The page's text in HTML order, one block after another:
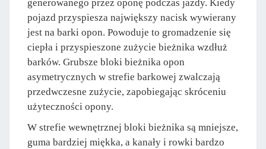
generowanego przez oponę podczas jazdy. Kiedy
pojazd przyspiesza największy nacisk wywierany
jest na barki opon. Powoduje to gromadzenie się
ciepła i przyspieszone zużycie bieżnika wzdłuż
barków. Grubsze bloki bieżnika opon
asymetrycznych w strefie barkowej zwalczają
przedwczesne zużycie, zapobiegając skróceniu
użyteczności opony.
W strefie wewnętrznej bloki bieżnika są mniejsze,
guma bardziej miękka, a kanały i rowki bardzo